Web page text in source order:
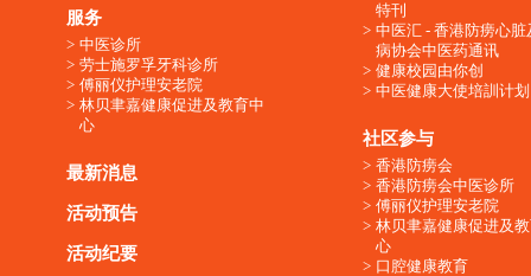
服务
中医诊所
劳士施罗孚牙科诊所
傅丽仪护理安老院
林贝聿嘉健康促进及教育中
心
最新消息
活动预告
活动纪要
特刊
中医汇 - 香港防痨心脏
病协会中医药通讯
健康校园由你创
中医健康大使培訓计划
社区参与
香港防痨会
香港防痨会中医诊所
傅丽仪护理安老院
林贝聿嘉健康促进及
心
口腔健康教育